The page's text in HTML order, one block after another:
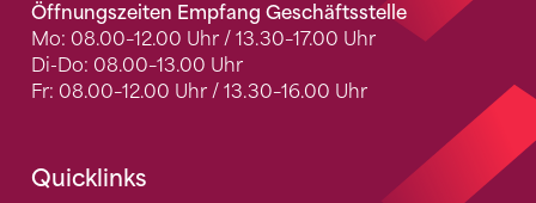
Öffnungszeiten Empfang Geschäftsstelle
Mo: 08.00–12.00 Uhr / 13.30–17.00 Uhr
Di-Do: 08.00–13.00 Uhr
Fr: 08.00–12.00 Uhr / 13.30–16.00 Uhr
Quicklinks